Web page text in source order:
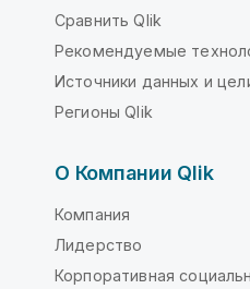
Сравнить Qlik
Рекомендуемые
Источники данных и
Регионы Qlik
О Компании Qlik
Компания
Лидерство
Корпоративная